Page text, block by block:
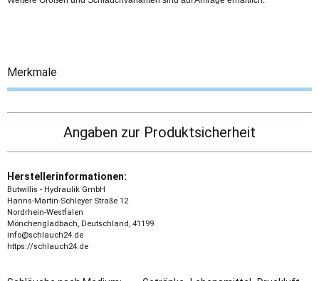
Merkmale
Angaben zur Produktsicherheit
Herstellerinformationen:
Butwillis - Hydraulik GmbH
Hanns-Martin-Schleyer Straße 12
Nordrhein-Westfalen
Mönchengladbach, Deutschland, 41199
info@schlauch24.de
https://schlauch24.de